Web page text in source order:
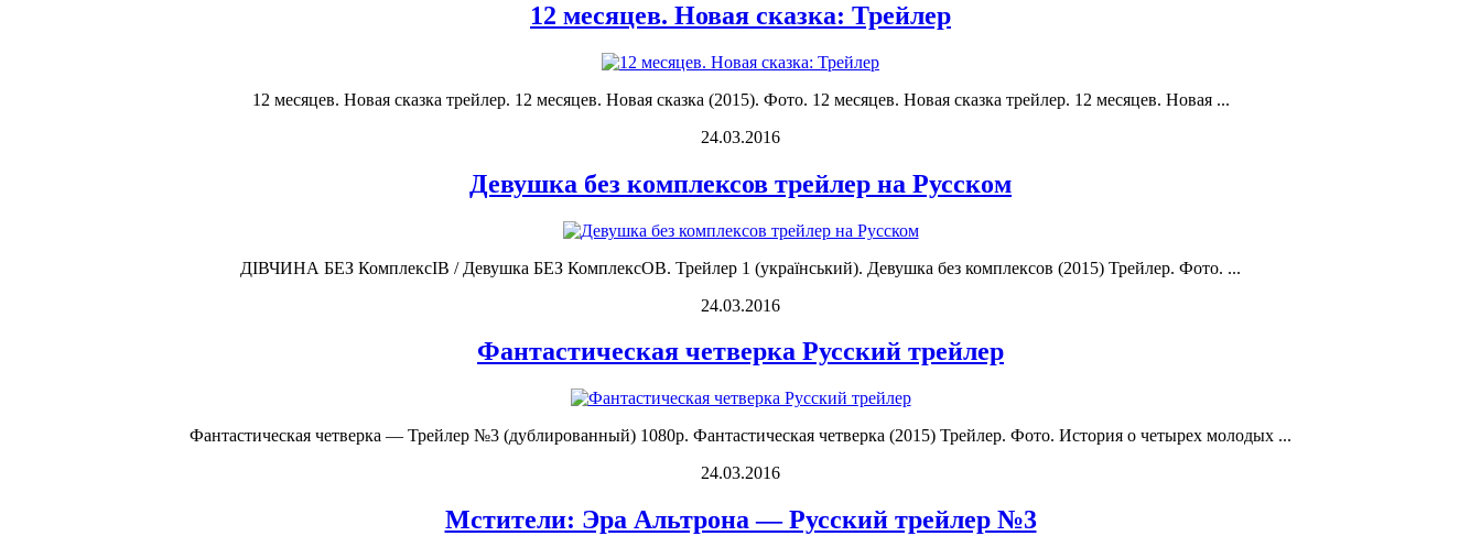
12 месяцев. Новая сказка: Трейлер
12 месяцев. Новая сказка трейлер. 12 месяцев. Новая сказка (2015). Фото. 12 месяцев. Новая сказка трейлер. 12 месяцев. Новая ...
24.03.2016
Девушка без комплексов трейлер на Русском
ДІВЧИНА БЕЗ КомплексІВ / Девушка БЕЗ КомплексОВ. Трейлер 1 (український). Девушка без комплексов (2015) Трейлер. Фото. ...
24.03.2016
Фантастическая четверка Русский трейлер
Фантастическая четверка — Трейлер №3 (дублированный) 1080p. Фантастическая четверка (2015) Трейлер. Фото. История о четырех молодых ...
24.03.2016
Мстители: Эра Альтрона — Русский трейлер №3